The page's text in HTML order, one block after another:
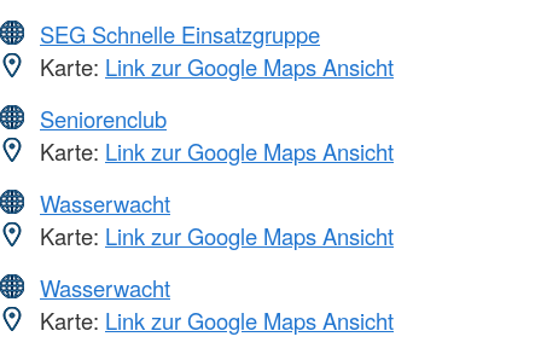
SEG Schnelle Einsatzgruppe
Karte: Link zur Google Maps Ansicht
Seniorenclub
Karte: Link zur Google Maps Ansicht
Wasserwacht
Karte: Link zur Google Maps Ansicht
Wasserwacht
Karte: Link zur Google Maps Ansicht